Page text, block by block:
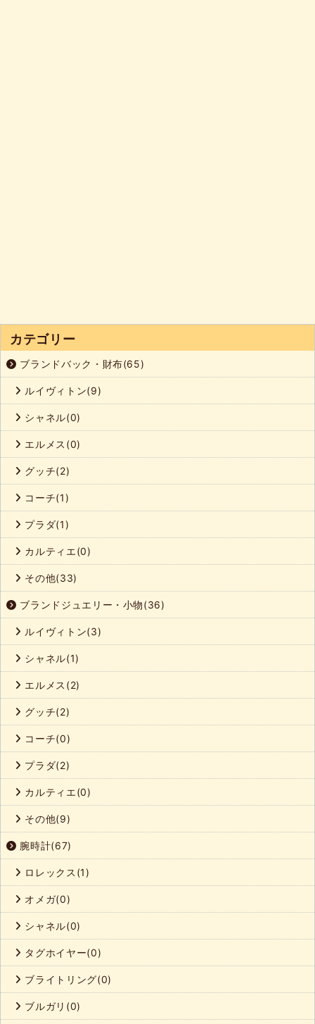
カテゴリー
ブランドバック・財布(65)
ルイヴィトン(9)
シャネル(0)
エルメス(0)
グッチ(2)
コーチ(1)
プラダ(1)
カルティエ(0)
その他(33)
ブランドジュエリー・小物(36)
ルイヴィトン(3)
シャネル(1)
エルメス(2)
グッチ(2)
コーチ(0)
プラダ(2)
カルティエ(0)
その他(9)
腕時計(67)
ロレックス(1)
オメガ(0)
シャネル(0)
タグホイヤー(0)
ブライトリング(0)
ブルガリ(0)